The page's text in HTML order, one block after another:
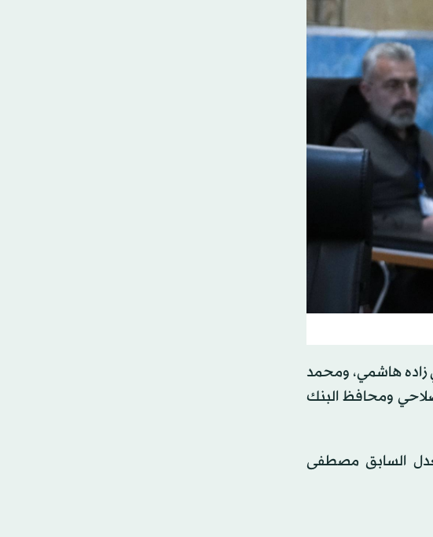
زاده هاشمي، ومحمد
ومحافظ البنك
السابق مصطفى